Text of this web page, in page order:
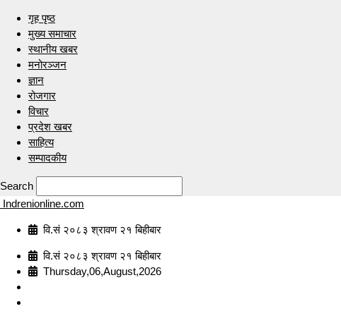
गृह पृष्ठ
मुख्य समाचार
स्थानीय खबर
मनोरञ्जन
ज्ञान
रोजगार
विचार
प्रदेश खबर
साहित्य
सम्पादकीय
Search
Indrenionline.com
वि.सं २०८३ श्रावण २१ बिहीबार
वि.सं २०८३ श्रावण २१ बिहीबार
Thursday,06,August,2026